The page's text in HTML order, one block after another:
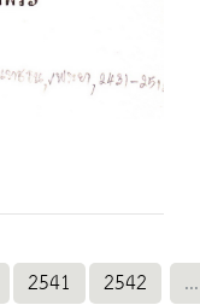
2541 2542 ...